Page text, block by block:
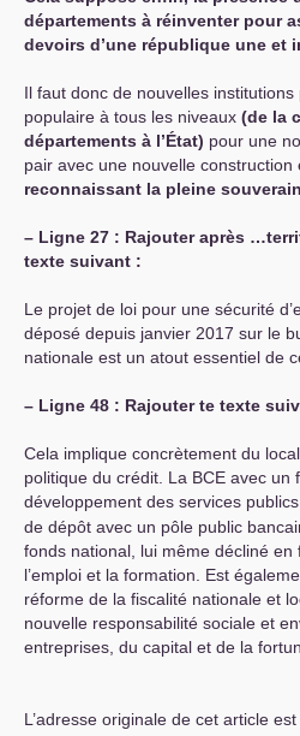
départements à réinventer pour
devoirs d’une république une et
Il faut donc de nouvelles institutions
populaire à tous les niveaux (de la
départements à l’État) pour une
pair avec une nouvelle construction
reconnaissant la pleine
– Ligne 27 : Rajouter après
texte suivant :
Le projet de loi pour une sécurité
déposé depuis janvier 2017 sur le
nationale est un atout essentiel de
– Ligne 48 : Rajouter te texte
Cela implique concrètement du
politique du crédit. La BCE avec un
développement des services publics
de dépôt avec un pôle public
fonds national, lui même décliné
l’emploi et la formation. Est
réforme de la fiscalité nationale et
nouvelle responsabilité sociale et
entreprises, du capital et de la
L’adresse originale de cet article est